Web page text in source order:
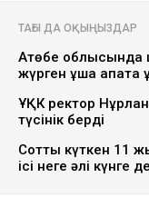
ТАҒЫ ДА ОҚЫҢЫЗДАР
Ақтөбе облысында
жүрген ұшақ
ҰҚК ректор Нұрлан
түсінік берді
Сотты күткен 11
ісі неге әлі күнге